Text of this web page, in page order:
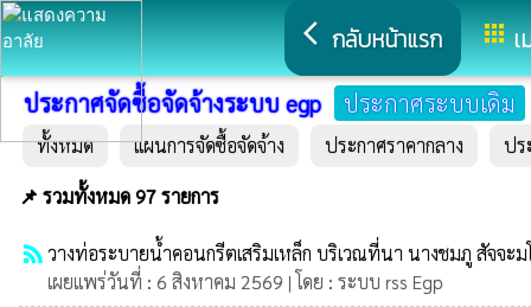
arrow_back_ios กลับหน้าแรก apps
ประกาศจัดซื้อจัดจ้างระบบ egp ประกาศระบบเดิม
ทั้งหมด แผนการจัดซื้อจัดจ้าง ประกาศราคากลาง ปร
📌 รวมทั้งหมด 97 รายการ
rss_feedวางท่อระบายน้ำคอนกรีตเสริมเหล็ก บริเวณที่นา นางชมภู สัจจะ
เผยแพร่วันที่ : 6 สิงหาคม 2569 | โดย : ระบบ rss Egp